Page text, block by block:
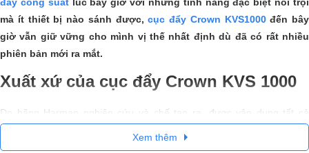
mà ít thiết bị nào sánh được,cục đẩy Crown KVS1000đến bây
giờ vẫn giữ vững cho mình vị thế nhất định dù đã có rất nhiều
phiên bản mới ra mắt.
Xuất xứ của cục đẩy Crown KVS 1000
Do hãng Harman nghiên cứu và chế tạo ra, được vận dụng tất cả
những điểm nổi trội đặc biệt nên
này được rất nhiều
người tiêu dùng tin tưởng ủng hộ.
Xem thêm